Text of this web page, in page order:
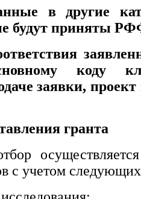
в другие
будут приняты
коду
заявки,
гранта
с учетом